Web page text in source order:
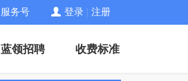
服务号 登录 注册
蓝领招聘 收费标准